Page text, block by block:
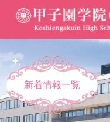
新着情報一覧